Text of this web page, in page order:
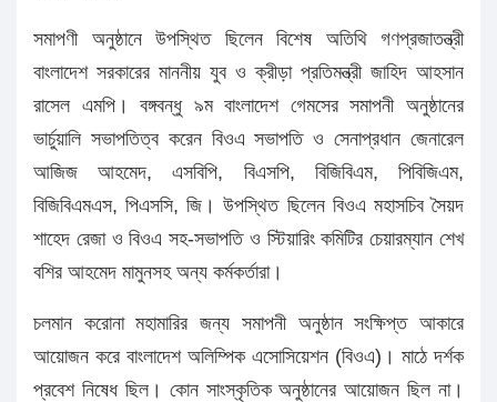
সমাপণী অনুষ্ঠানে উপস্থিত ছিলেন বিশেষ অতিথি গণপ্রজাতন্ত্রী
বাংলাদেশ সরকারের মাননীয় যুব ও ক্রীড়া প্রতিমন্ত্রী জাহিদ আহসান
রাসেল এমপি। বঙ্গবন্ধু ৯ম বাংলাদেশ গেমসের সমাপনী অনুষ্ঠানের
ভার্চুয়ালি সভাপতিত্ব করেন বিওএ সভাপতি ও সেনাপ্রধান জেনারেল
আজিজ আহমেদ, এসবিপি, বিএসপি, বিজিবিএম, পিবিজিএম,
বিজিবিএমএস, পিএসসি, জি। উপস্থিত ছিলেন বিওএ মহাসচিব সৈয়দ
শাহেদ রেজা ও বিওএ সহ-সভাপতি ও স্টিয়ারিং কমিটির চেয়ারম্যান শেখ
বশির আহমেদ মামুনসহ অন্য কর্মকর্তারা।
চলমান করোনা মহামারির জন্য সমাপনী অনুষ্ঠান সংক্ষিপ্ত আকারে
আয়োজন করে বাংলাদেশ অলিম্পিক এসোসিয়েশন (বিওএ)। মাঠে দর্শক
প্রবেশ নিষেধ ছিল। কোন সাংস্কৃতিক অনুষ্ঠানের আয়োজন ছিল না।